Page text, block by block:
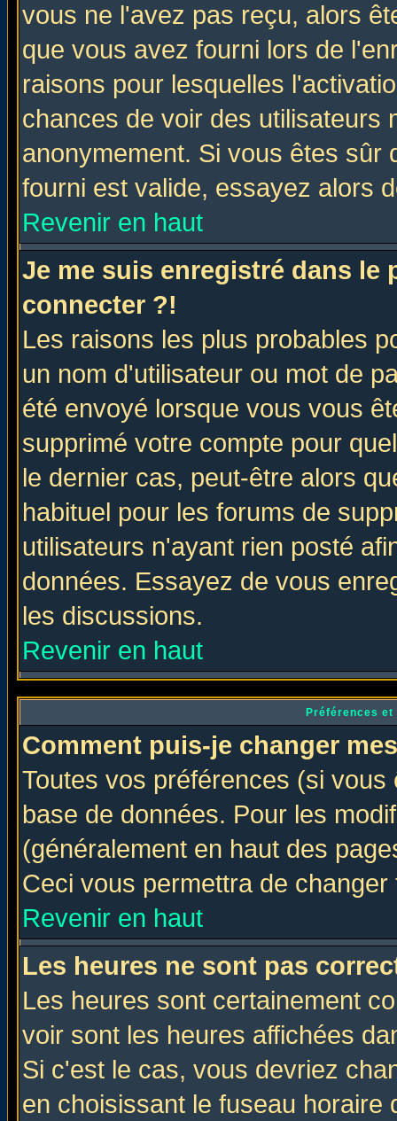
vous ne l'avez pas reçu, alors
que vous avez fourni lors de
raisons pour lesquelles
chances de voir des utilisateurs
anonymement. Si vous êtes sûr
fourni est valide, essayez alors
Revenir en haut
Je me suis enregistré dans le
connecter ?!
Les raisons les plus probables
un nom d'utilisateur ou mot de
été envoyé lorsque vous vous
supprimé votre compte pour
le dernier cas, peut-être alors
habituel pour les forums de
utilisateurs n'ayant rien posté
données. Essayez de vous
les discussions.
Revenir en haut
Préférences
Comment puis-je changer
Toutes vos préférences (si
base de données. Pour les
(généralement en haut des
Ceci vous permettra de
Revenir en haut
Les heures ne sont pas
Les heures sont certainement
voir sont les heures affichées
Si c'est le cas, vous devriez
en choisissant le fuseau